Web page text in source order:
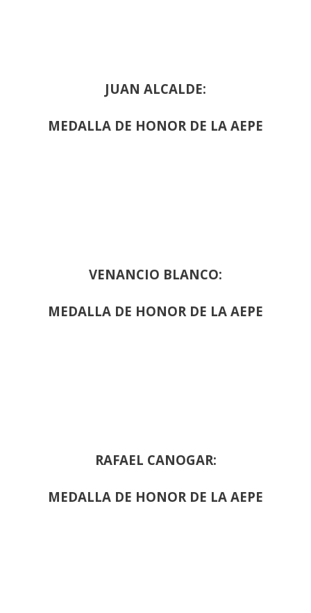
JUAN ALCALDE:
MEDALLA DE HONOR DE LA AEPE
VENANCIO BLANCO:
MEDALLA DE HONOR DE LA AEPE
RAFAEL CANOGAR:
MEDALLA DE HONOR DE LA AEPE